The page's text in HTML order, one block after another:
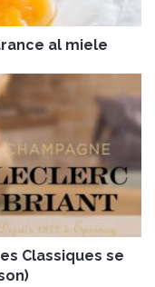
al miele
Classiques se